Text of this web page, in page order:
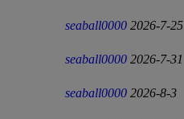
seaball0000 2026-7-25
seaball0000 2026-7-31
seaball0000 2026-8-3